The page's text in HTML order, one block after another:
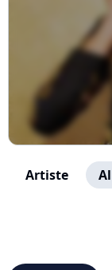
Artiste